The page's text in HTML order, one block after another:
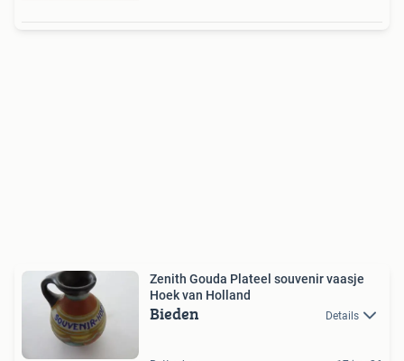
Zenith Gouda Plateel souvenir vaasje
Hoek van Holland
Bieden Details